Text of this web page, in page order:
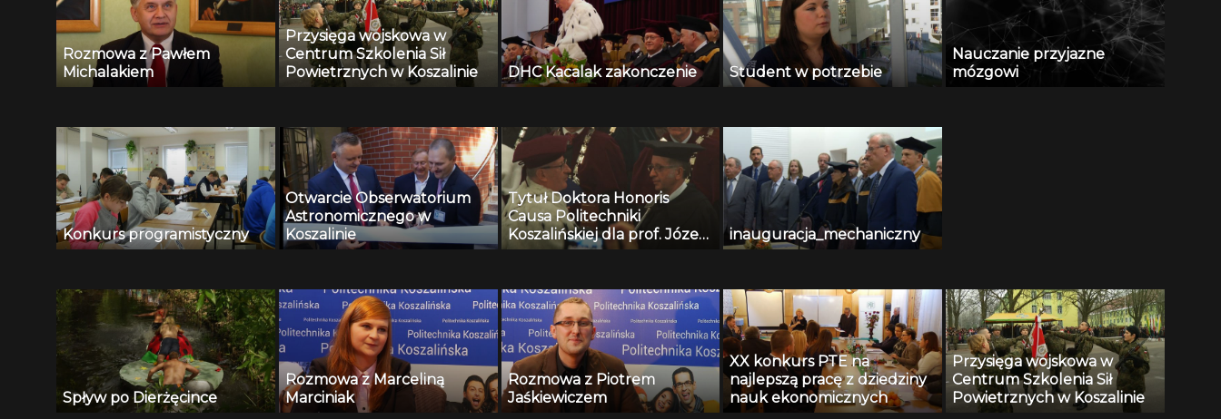
Rozmowa z Pawłem
Michalakiem
Przysięga wojskowa w
Centrum Szkolenia Sił
Powietrznych w Koszalinie
DHC Kacalak zakonczenie Student w potrzebie
Nauczanie przyjazne
mózgowi
Konkurs programistyczny
Otwarcie Obserwatorium
Astronomicznego w
Koszalinie
Tytuł Doktora Honoris
Causa Politechniki
Koszalińskiej dla prof. Józefa
Gawlika z Politechniki
inauguracja_mechaniczny
Spływ po Dierżęcince
Rozmowa z Marceliną
Marciniak
Rozmowa z Piotrem
Jaśkiewiczem
XX konkurs PTE na
najlepszą pracę z dziedziny
nauk ekonomicznych
Przysięga wojskowa w
Centrum Szkolenia Sił
Powietrznych w Koszalinie